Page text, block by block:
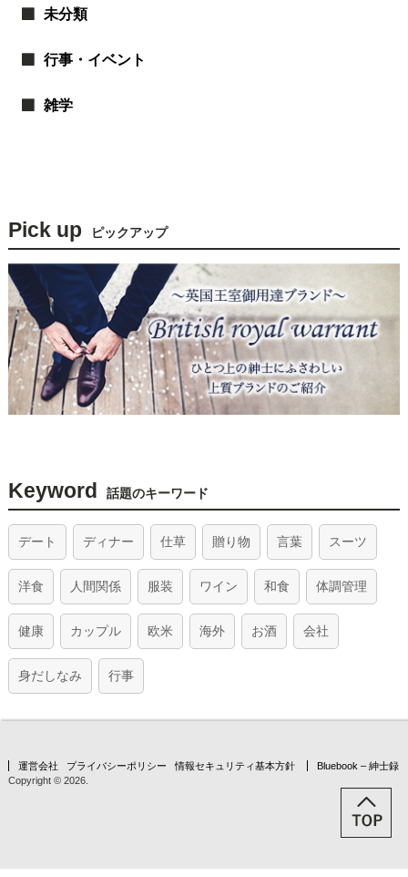
未分類
行事・イベント
雑学
Pick up ピックアップ
Keyword 話題のキーワード
デート ディナー 仕草 贈り物 言葉 スーツ
洋食 人間関係 服装 ワイン 和食 体調管理
健康 カップル 欧米 海外 お酒 会社
身だしなみ 行事
運営会社 プライバシーポリシー 情報セキュリティ基本方針
Bluebook – 紳士録
Copyright © 2026.